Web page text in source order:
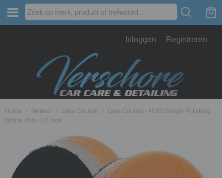
Inloggen Registreren
Home › Merken › Lake Country ›
Lake Country - HDO Orange Polishing
Orbital Pad - 3,5 inch